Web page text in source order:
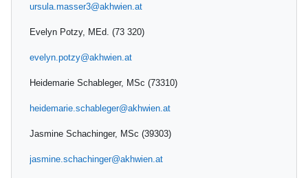
ursula.masser3@akhwien.at
Evelyn Potzy, MEd. (73 320)
evelyn.potzy@akhwien.at
Heidemarie Schableger, MSc (73310)
heidemarie.schableger@akhwien.at
Jasmine Schachinger, MSc (39303)
jasmine.schachinger@akhwien.at